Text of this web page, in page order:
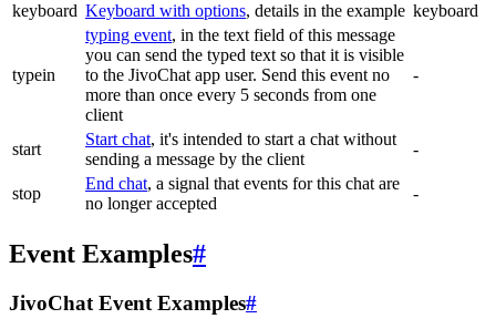
keyboard Keyboard with options, details in the example keyboard
typein
typing event, in the text field of this message
you can send the typed text so that it is visible
to the JivoChat app user. Send this event no
more than once every 5 seconds from one
client
-
start
Start chat, it's intended to start a chat without
sending a message by the client
-
stop
End chat, a signal that events for this chat are
no longer accepted
-
Event Examples#
JivoChat Event Examples#